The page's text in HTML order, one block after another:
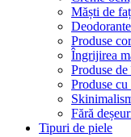
Măști de
Deodorante
Produse
Îngrijirea
Produse
Produse cu
Fără
Tipuri de piele